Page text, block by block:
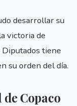
desarrollar su
victoria de
Diputados tiene
su orden del día.
Copaco